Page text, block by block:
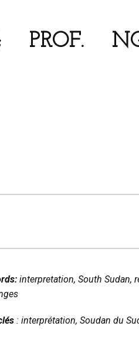
PROF.
interpretation, South Sudan,
: interprétation, Soudan du